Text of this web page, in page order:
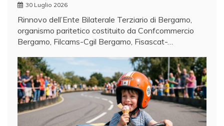
30 Luglio 2026
Rinnovo dell’Ente Bilaterale Terziario di Bergamo,
organismo paritetico costituito da Confcommercio
Bergamo, Filcams-Cgil Bergamo, Fisascat-…